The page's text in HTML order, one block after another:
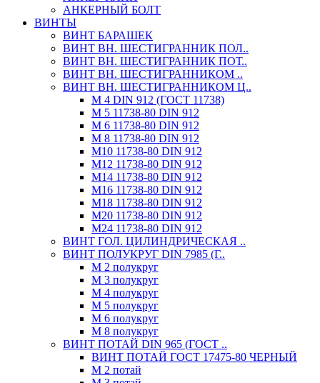
АНКЕРНЫЙ БОЛТ
ВИНТЫ
ВИНТ БАРАШЕК
ВИНТ ВН. ШЕСТИГРАННИК ПОЛ..
ВИНТ ВН. ШЕСТИГРАННИК ПОТ..
ВИНТ ВН. ШЕСТИГРАННИКОМ ..
ВИНТ ВН. ШЕСТИГРАННИКОМ Ц..
М 4 DIN 912 (ГОСТ 11738)
М 5 11738-80 DIN 912
М 6 11738-80 DIN 912
М 8 11738-80 DIN 912
М10 11738-80 DIN 912
М12 11738-80 DIN 912
М14 11738-80 DIN 912
М16 11738-80 DIN 912
М18 11738-80 DIN 912
М20 11738-80 DIN 912
М24 11738-80 DIN 912
ВИНТ ГОЛ. ЦИЛИНДРИЧЕСКАЯ ..
ВИНТ ПОЛУКРУГ DIN 7985 (Г..
М 2 полукруг
М 3 полукруг
М 4 полукруг
М 5 полукруг
М 6 полукруг
М 8 полукруг
ВИНТ ПОТАЙ DIN 965 (ГОСТ ..
ВИНТ ПОТАЙ ГОСТ 17475-80 ЧЕРНЫЙ
М 2 потай